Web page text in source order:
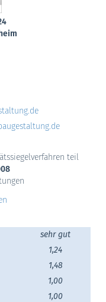
teil
sehr gut
1,24
1,48
1,00
1,00